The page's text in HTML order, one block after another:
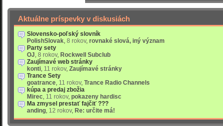
Aktuálne príspevky v diskusiách
Slovensko-poľský slovník
PolishSlovak, 8 rokov, rovnaké slová, iný význam
Party sety
OJ, 8 rokov, Rockwell Subclub
Zaujímavé web stránky
konti, 11 rokov, Zaujímavé stránky
Trance Sety
goatrance, 11 rokov, Trance Radio Channels
kúpa a predaj zbožia
Mirec, 11 rokov, pokazeny hardisc
Ma zmysel prestať fajčiť ???
anding, 12 rokov, Re: určite má!